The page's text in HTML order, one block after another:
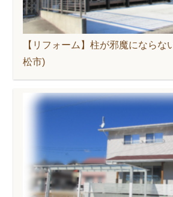
【リフォーム】柱が邪魔にならな
松市)